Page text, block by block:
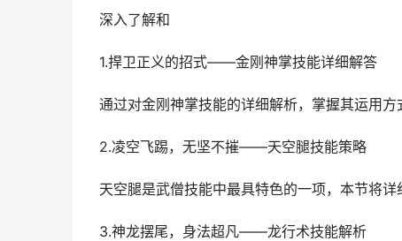
深入了解和
1.捍卫正义的招式——金刚神掌技能详细解答
通过对金刚神掌技能的详细解析，掌握其运用
2.凌空飞踢，无坚不摧——天空腿技能策略
天空腿是武僧技能中最具特色的一项，本节将
3.神龙摆尾，身法超凡——龙行术技能解析